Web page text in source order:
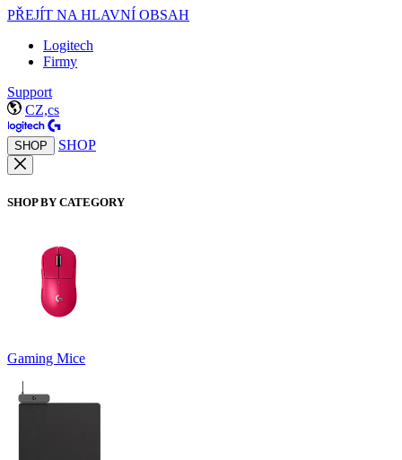
PŘEJÍT NA HLAVNÍ OBSAH
Logitech
Firmy
Support
CZ,cs
SHOP SHOP
SHOP BY CATEGORY
Gaming Mice